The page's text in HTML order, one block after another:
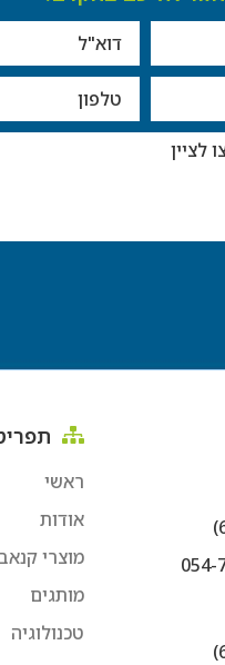
054-
ראשי
אודות
מוצרי
מותגים
טכנולוגיה